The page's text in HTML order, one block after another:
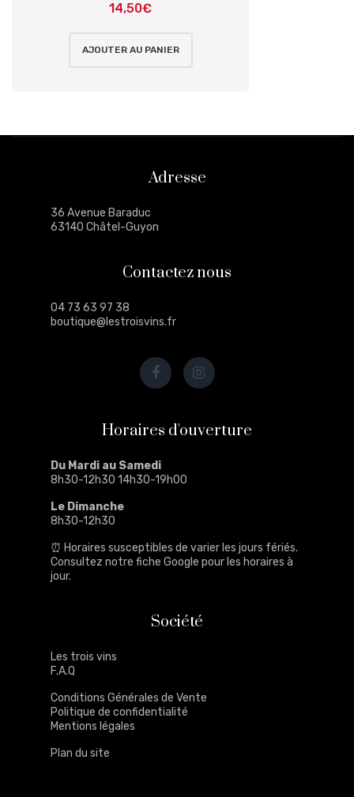
14,50€
AJOUTER AU PANIER
Adresse
36 Avenue Baraduc
63140 Châtel-Guyon
Contactez nous
04 73 63 97 38
boutique@lestroisvins.fr
Horaires d'ouverture
Du Mardi au Samedi
8h30-12h30 14h30-19h00
Le Dimanche
8h30-12h30
⏰ Horaires susceptibles de varier les jours fériés.
Consultez notre fiche Google pour les horaires à
jour.
Société
Les trois vins
F.A.Q
Conditions Générales de Vente
Politique de confidentialité
Mentions légales
Plan du site